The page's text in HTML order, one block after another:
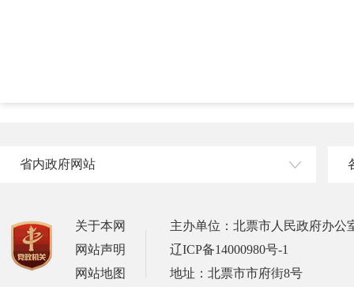
省内政府网站
关于本网
网站声明
网站地图
主办单位：北票市人民政府办公
辽ICP备14000980号-1
地址：北票市市府街8号